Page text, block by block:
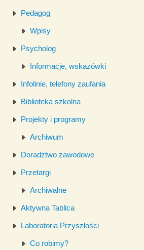
Pedagog
Wpisy
Psycholog
Informacje, wskazówki
Infolinie, telefony zaufania
Biblioteka szkolna
Projekty i programy
Archiwum
Doradztwo zawodowe
Przetargi
Archiwalne
Aktywna Tablica
Laboratoria Przyszłości
Co robimy?